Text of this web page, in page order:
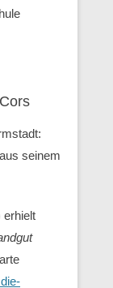
seinem
erhielt